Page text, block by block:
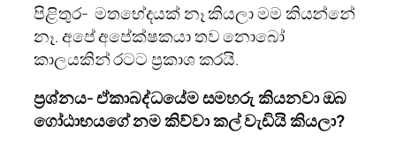
පිළිතුර- මතභේදයක් නෑ කියලා මම කියන්නේ
නෑ. අපේ අපේක්ෂකයා තව නොබෝ
කාලයකින් රටට ප්‍රකාශ කරයි.
ප්‍රශ්නය- ඒකාබද්ධයේම සමහරු කියනවා ඔබ
ගෝඨාභයගේ නම කිව්වා කල් වැඩියි කියලා?